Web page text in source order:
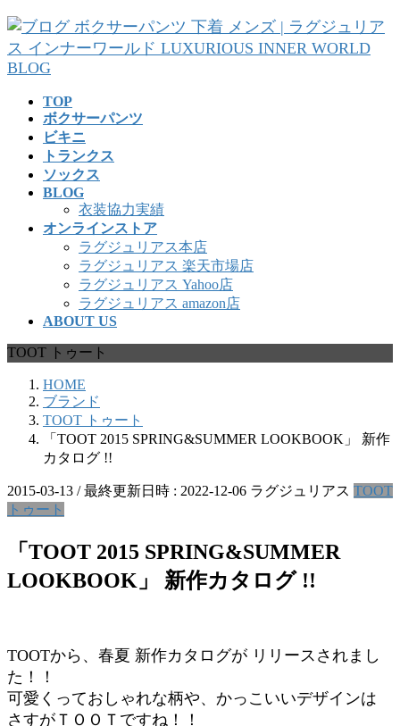
コ
ン
テ
ン
ナ
ビ
ゲ
ー
TOP
ボクサーパンツ
ビキニ
トランクス
ソックス
BLOG
衣装協力実績
オンラインストア
ラグジュリアス本店
ラグジュリアス 楽天市場店
ラグジュリアス Yahoo店
ラグジュリアス amazon店
ABOUT US
TOOT トゥート
HOME
ブランド
TOOT トゥート
「TOOT 2015 SPRING&SUMMER LOOKBOOK」 新作
カタログ !!
2015-03-13 / 最終更新日時 : 2022-12-06 ラグジュリアス TOOT
トゥート
「TOOT 2015 SPRING&SUMMER
LOOKBOOK」 新作カタログ !!
TOOTから、春夏 新作カタログが リリースされまし
た！！
可愛くっておしゃれな柄や、かっこいいデザインは
さすがＴＯＯＴですね！！